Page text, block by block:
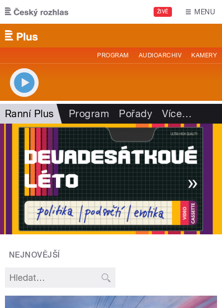
Přejít k hlavnímu obsahu
ŽIVĚ MENU
PROGRAM AUDIOARCHIV KAMERY
Ranní Plus Program Pořady Více…
NEJNOVĚJŠÍ